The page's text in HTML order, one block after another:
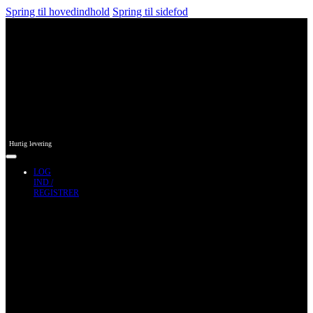
Spring til hovedindhold Spring til sidefod
Hurtig levering
LOG
IND /
REGISTRER